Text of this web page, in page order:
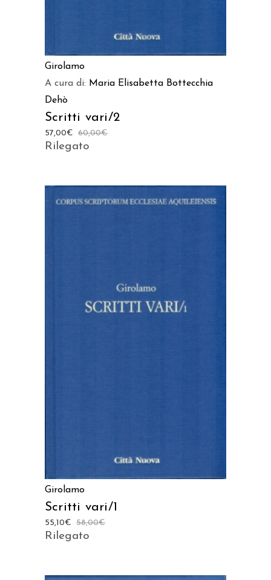
Girolamo
A cura di: Maria Elisabetta Bottecchia
Dehò
Scritti vari/2
60,00€
57,00€
Rilegato
Girolamo
Scritti vari/1
58,00€
55,10€
Rilegato